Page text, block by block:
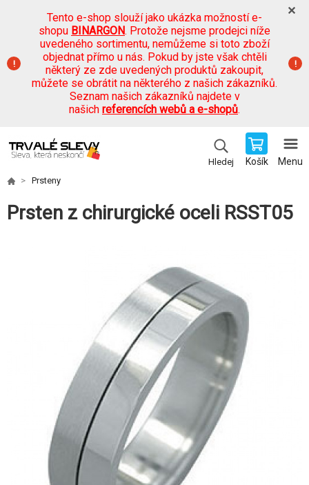
Tento e-shop slouží jako ukázka možností e-
shopu BINARGON. Protože nejsme prodejci níže
uvedeného sortimentu, nemůžeme si toto zboží
objednat přímo u nás. Pokud by jste však chtěli
některý ze zde uvedených produktů zakoupit,
můžete se obrátit na některého z našich zákazníků.
Seznam našich zákazníků najdete v
našich referencích webů a e-shopů.
Hledej Košík Menu
Prsteny
Prsten z chirurgické oceli RSST05